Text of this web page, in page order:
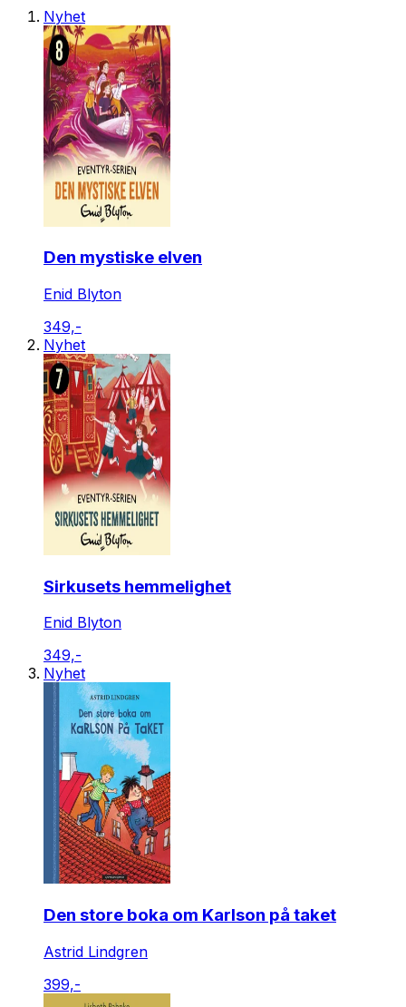
Nyhet
Den mystiske elven
Enid Blyton
349,-
Nyhet
Sirkusets hemmelighet
Enid Blyton
349,-
Nyhet
Den store boka om Karlson på taket
Astrid Lindgren
399,-